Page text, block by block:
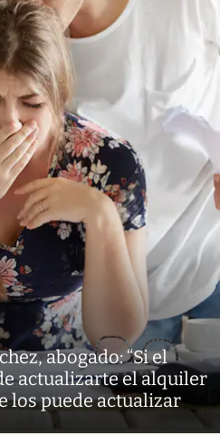
abogado: “Si el
actualizarte el alquiler
los puede actualizar